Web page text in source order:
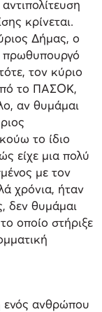
κρίνεται.
Δήμας, ο
πρωθυπουργό
τον κύριο
το ΠΑΣΟΚ,
αν θυμάμαι
το ίδιο
είχε μια πολύ
με τον
χρόνια, ήταν
δεν θυμάμαι
οποίο στήριξε
ενός ανθρώπου